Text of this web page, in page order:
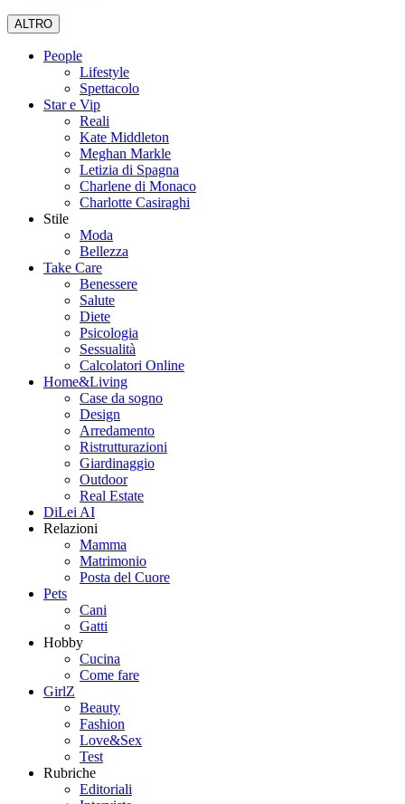
ALTRO
People
Lifestyle
Spettacolo
Star e Vip
Reali
Kate Middleton
Meghan Markle
Letizia di Spagna
Charlene di Monaco
Charlotte Casiraghi
Stile
Moda
Bellezza
Take Care
Benessere
Salute
Diete
Psicologia
Sessualità
Calcolatori Online
Home&Living
Case da sogno
Design
Arredamento
Ristrutturazioni
Giardinaggio
Outdoor
Real Estate
DiLei AI
Relazioni
Mamma
Matrimonio
Posta del Cuore
Pets
Cani
Gatti
Hobby
Cucina
Come fare
GirlZ
Beauty
Fashion
Love&Sex
Test
Rubriche
Editoriali